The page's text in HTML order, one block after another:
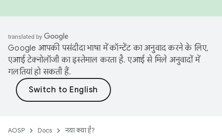
Google आपकी पसंदीदा भाषा में कॉन्टेंट का अनुवाद करने के लिए,
एआई टेक्नोलॉजी का इस्तेमाल करता है. एआई से मिले अनुवादों में
गलतियां हो सकती हैं.
AOSP Docs नया क्या है?